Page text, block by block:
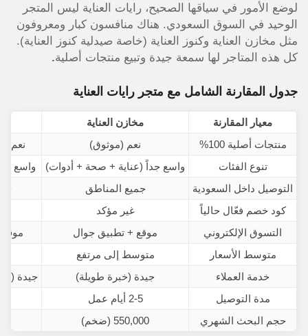
لوضع الأمور في سياقها الصحيح، رايات العناية ليس المتجر
الوحيد في السوق السعودي. هناك منافسون كبار ومعروفون
مثل مخازن العناية وكنوز العناية (خاصة صيدلية كنوز العناية).
كل هذه المتاجر لها سمعة جيدة وتبيع منتجات أصلية.
جدول المقارنة الشامل مع متجر رايات العناية
معيار المقارنة مخازن العناية
منتجات أصلية 100%
نعم (موثوق)
نعم
تنوع الفئات
واسع جداً (عناية + صحة + أدوات)
واسع
التوصيل داخل السعودية
جميع المناطق
كود خصم فعّال حالياً
غير مؤكد
التسوق الإلكتروني
موقع + تطبيق جوال
متوسط الأسعار
متوسط إلى مرتفع
خدمة العملاء
جيدة (خبرة طويلة)
جيدة
مدة التوصيل
2-5 أيام عمل
حجم البحث الشهري
550,000 (ضخم)